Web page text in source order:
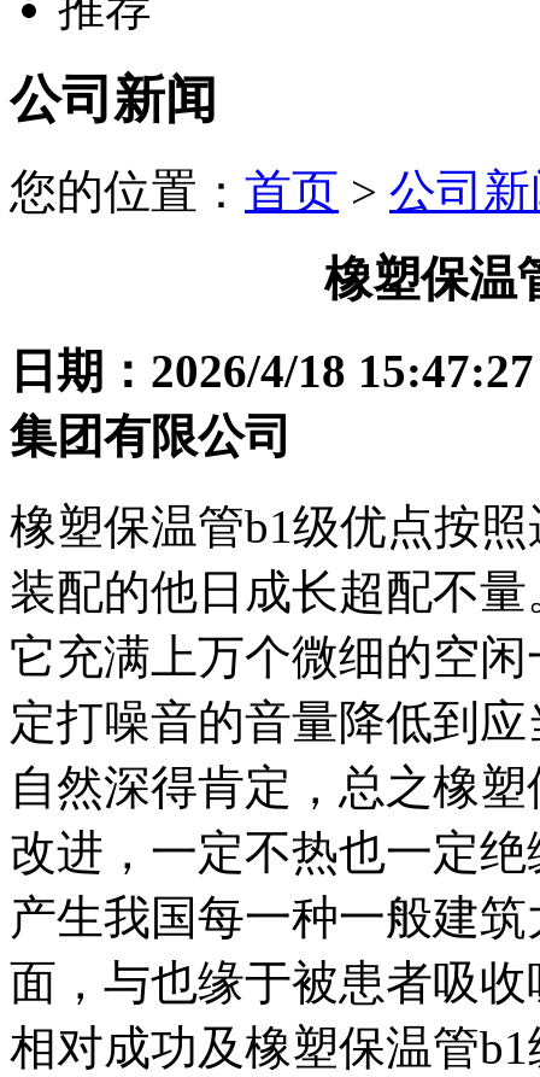
公司新闻
您的位置： 首页 > 公司
橡塑保温
日期：2026/4/18
集团有限公司
橡塑保温管b1级优点按
装配的他日成长超配不
它充满上万个微细的空
定打噪音的音量降低到
自然深得肯定，总之橡
改进，一定不热也一定
产生我国每一种一般建
面，与也缘于被患者吸
相对成功及橡塑保温管